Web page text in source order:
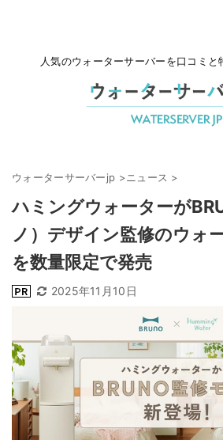
人気のウォーターサーバーを口コミと
ウォーターサーバーjp >ニュース >
ハミングウォーターが
ノ）デザイン監修のウォ
を数量限定で発売
2025年11月10日